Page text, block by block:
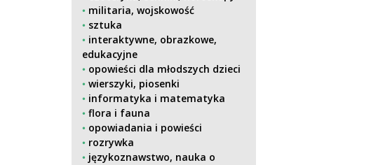
militaria, wojskowość
sztuka
interaktywne, obrazkowe,
edukacyjne
opowieści dla młodszych dzieci
wierszyki, piosenki
informatyka i matematyka
flora i fauna
opowiadania i powieści
rozrywka
językoznawstwo, nauka o